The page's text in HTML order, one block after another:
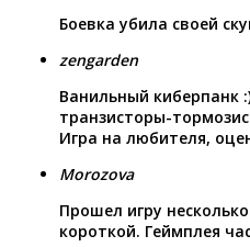
Боевка убила своей
zengarden
Ванильный киберпанк
транзисторы-
Игра на любителя,
Morozova
Прошел игру
короткой. Геймплея